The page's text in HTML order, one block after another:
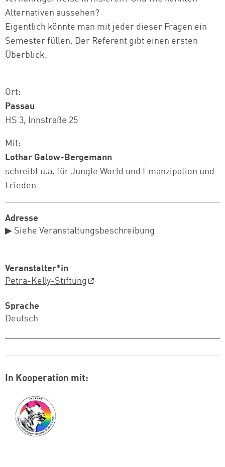
Alternativen aussehen?
Eigentlich könnte man mit jeder dieser Fragen ein
Semester füllen. Der Referent gibt einen ersten
Überblick.
Ort:
Passau
HS 3, Innstraße 25
Mit:
Lothar Galow-Bergemann
schreibt u.a. für Jungle World und Emanzipation und
Frieden
Adresse
▶ Siehe Veranstaltungsbeschreibung
Veranstalter*in
Petra-Kelly-Stiftung
Sprache
Deutsch
In Kooperation mit: